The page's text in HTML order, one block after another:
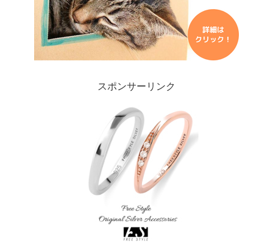
スポンサーリンク